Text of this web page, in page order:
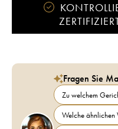
Fragen Sie
Zu welchem
Welche ähnlichen